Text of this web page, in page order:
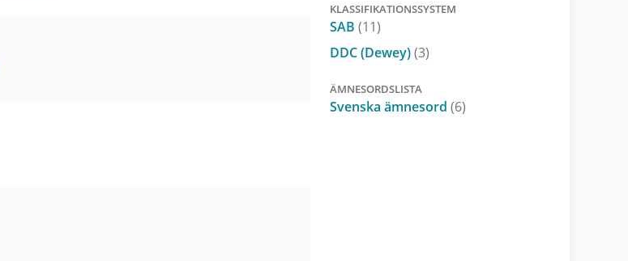
KLASSIFIKATIONSSYSTEM
SAB (11)
DDC (Dewey)(3)
ÄMNESORDSLISTA
Svenska ämnesord (6)